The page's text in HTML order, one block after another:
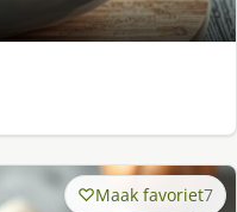
Maak favoriet7